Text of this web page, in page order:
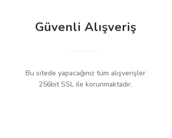
Güvenli Alışveriş
Bu sitede yapacağınız tüm alışverişler
256bit SSL ile korunmaktadır.